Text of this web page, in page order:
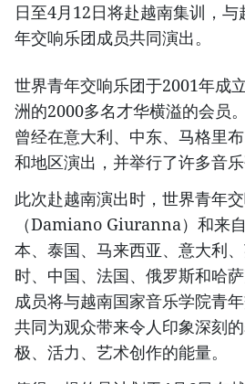
日至4月12日将赴越南集训，
年交响乐团成员共同演出。
世界青年交响乐团于2001年成
洲的2000多名才华横溢的会员
曾经在意大利、中东、马格里
和地区演出，并举行了许多音乐
此次赴越南演出时，世界青年
（Damiano Giuranna）和来
本、泰国、马来西亚、意大利
时、中国、法国、俄罗斯和哈
成员将与越南国家音乐学院青
共同为观众带来令人印象深刻
极、活力、艺术创作的能量。